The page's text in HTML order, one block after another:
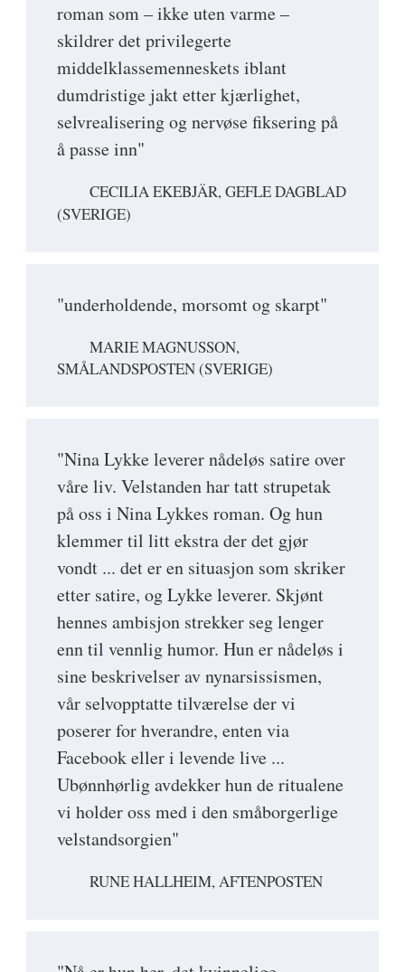
roman som – ikke uten varme –
skildrer det privilegerte
middelklassemenneskets iblant
dumdristige jakt etter kjærlighet,
selvrealisering og nervøse fiksering på
å passe inn"
CECILIA EKEBJÄR, GEFLE DAGBLAD
(SVERIGE)
"underholdende, morsomt og skarpt"
MARIE MAGNUSSON,
SMÅLANDSPOSTEN (SVERIGE)
"Nina Lykke leverer nådeløs satire over
våre liv. Velstanden har tatt strupetak
på oss i Nina Lykkes roman. Og hun
klemmer til litt ekstra der det gjør
vondt ... det er en situasjon som skriker
etter satire, og Lykke leverer. Skjønt
hennes ambisjon strekker seg lenger
enn til vennlig humor. Hun er nådeløs i
sine beskrivelser av nynarsissismen,
vår selvopptatte tilværelse der vi
poserer for hverandre, enten via
Facebook eller i levende live ...
Ubønnhørlig avdekker hun de ritualene
vi holder oss med i den småborgerlige
velstandsorgien"
RUNE HALLHEIM, AFTENPOSTEN